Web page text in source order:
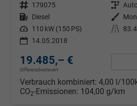
Fahrzeugnr. 179075 Getriebe
Kraftstoff Diesel Außenfarbe
Leistung 110 kW (150 PS) Kilometerstand
14.05.2018
19.485,– €
Differenzbesteuert
Verbrauch kombiniert: 4,00 l/
CO2-Emissionen: 104,00 g/km